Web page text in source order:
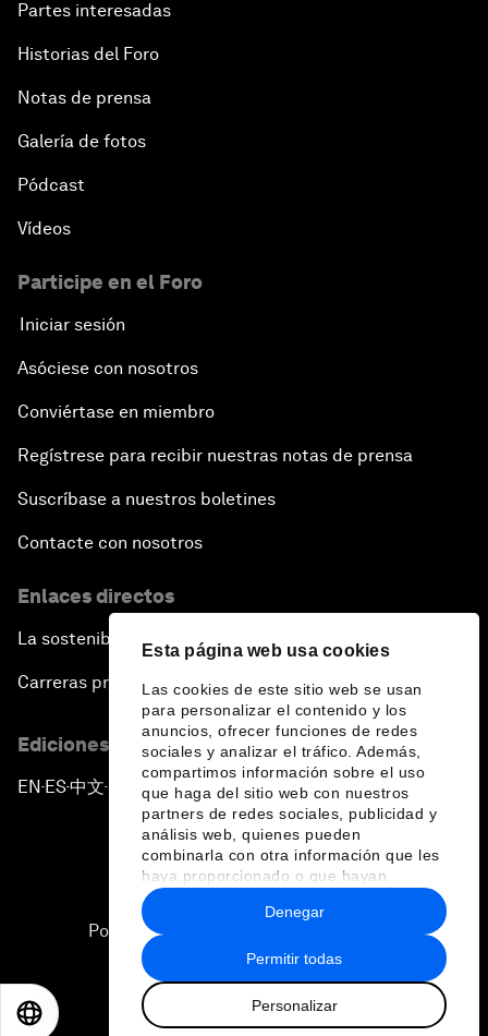
Esta página web usa cookies
Las cookies de este sitio web se usan
para personalizar el contenido y los
anuncios, ofrecer funciones de redes
sociales y analizar el tráfico. Además,
compartimos información sobre el uso
que haga del sitio web con nuestros
partners de redes sociales, publicidad y
análisis web, quienes pueden
combinarla con otra información que les
haya proporcionado o que hayan
recopilado a partir del uso que haya
hecho de sus servicios.
Permitir todas
Personalizar
Denegar
An Insight, An Idea with Cate Blanchett
Bio-Inspired Innovation Unleashed
An Insight, An Idea with Shah Rukh Khan
Gender, Power and Stemming Sexual Harassment
Saving Economic Globalization from Itself
How Is China Leading the World?
Towards Better Capitalism
Pioneering the Future of Governance in the Arab
A New Era for Energy Politics
The Weaponization of Culture
Special Address by Justin Trudeau, Prime Minister
Partes interesadas
Historias del Foro
Notas de prensa
Galería de fotos
Pódcast
Vídeos
Participe en el Foro
Iniciar sesión
Asóciese con nosotros
Conviértase en miembro
Regístrese para recibir nuestras notas de prensa
Suscríbase a nuestros boletines
Contacte con nosotros
Enlaces directos
La sostenibilidad en el Foro
Carreras profesionales
Ediciones en otros idiomas
EN ▪ES▪中文▪ 日本語
Política de privacidad y normas de uso
Sitemap
2026 Foro Económico Mundial